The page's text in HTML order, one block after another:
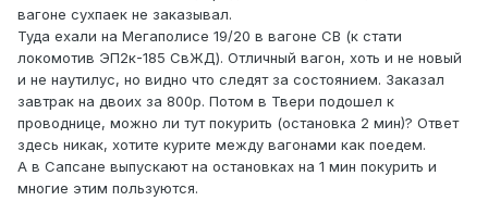
вагоне сухпаек не заказывал.
Туда ехали на Мегаполисе 19/20 в вагоне СВ (к стати
локомотив ЭП2к-185 СвЖД). Отличный вагон, хоть и не новый
и не наутилус, но видно что следят за состоянием. Заказал
завтрак на двоих за 800р. Потом в Твери подошел к
проводнице, можно ли тут покурить (остановка 2 мин)? Ответ
здесь никак, хотите курите между вагонами как поедем.
А в Сапсане выпускают на остановках на 1 мин покурить и
многие этим пользуются.